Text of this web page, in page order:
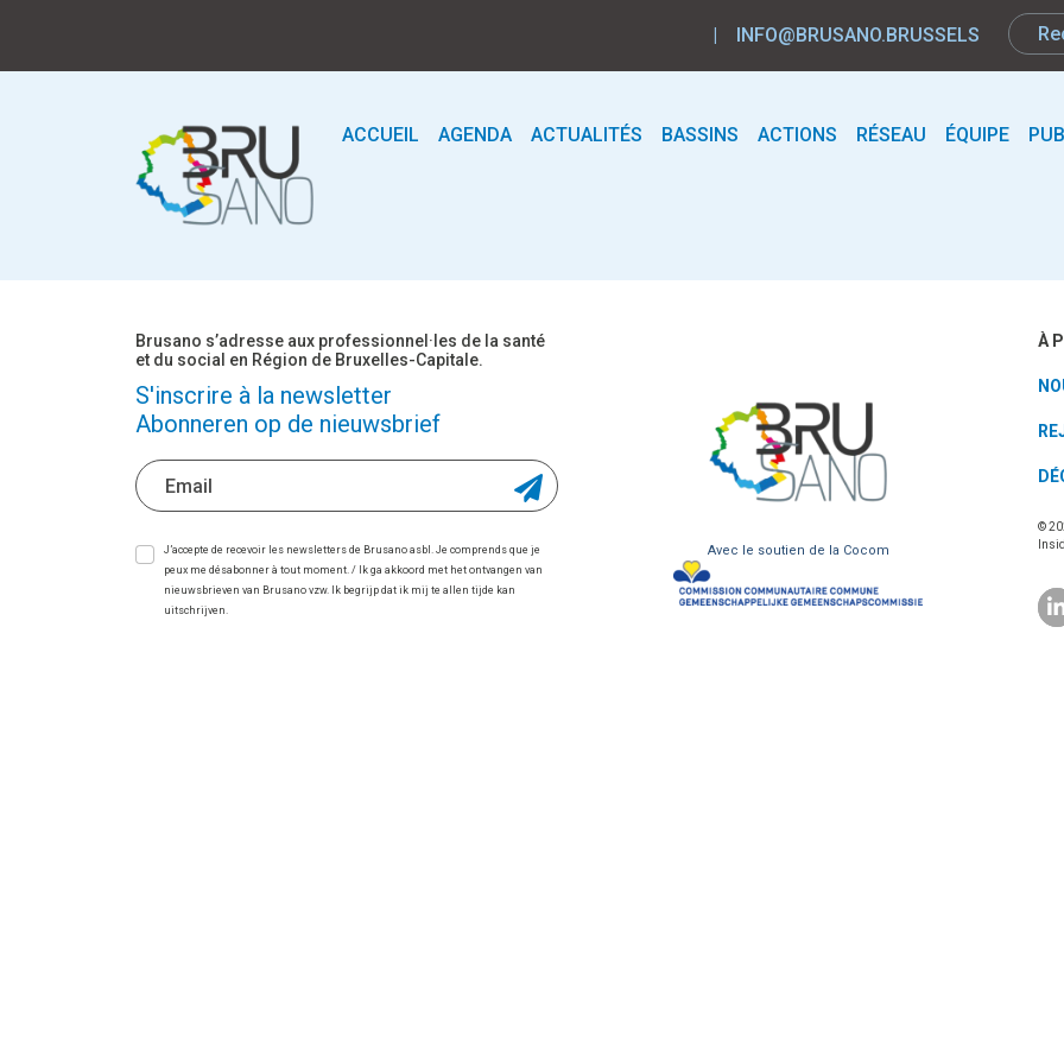
| INFO@BRUSANO.BRUSSELS
ACCUEIL AGENDA ACTUALITÉS BASSINS ACTIONS RÉSEAU ÉQUIPE
Brusano s’adresse aux professionnel·les de la santé
et du social en Région de Bruxelles-Capitale.
S'inscrire à la newsletter
Abonneren op de nieuwsbrief
J’accepte de recevoir les newsletters de Brusano asbl. Je comprends que je
peux me désabonner à tout moment. / Ik ga akkoord met het ontvangen van
nieuwsbrieven van Brusano vzw. Ik begrijp dat ik mij te allen tijde kan
uitschrijven.
Avec le soutien de la Cocom
À
©